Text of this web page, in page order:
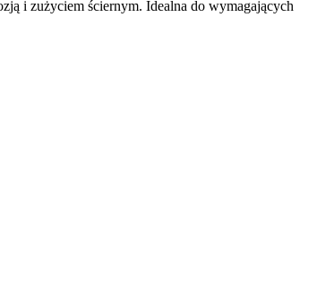
i zużyciem ściernym. Idealna do wymagających